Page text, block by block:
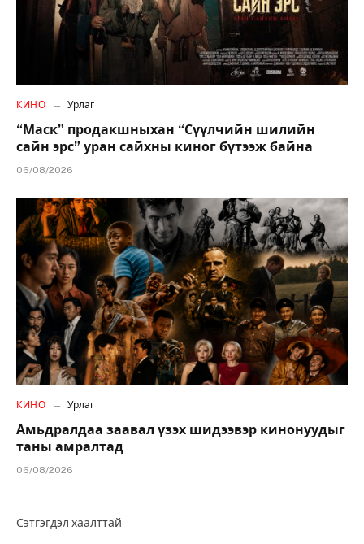
КИНО Урлаг
“Маск” продакшныхан “Сүүлчийн шилийн
сайн эрс” уран сайхны киног бүтээж байна
06/08/2026
КИНО Урлаг
Амьдралдаа заавал үзэх шидээвэр кинонуудыг
таны амралтад
06/08/2026
Сэтгэгдэл хаалттай